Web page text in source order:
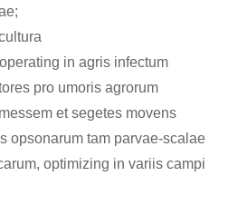
in agris infectum
pro umoris agrorum
et segetes movens
opsonarum tam parvae-scalae
optimizing in variis campi